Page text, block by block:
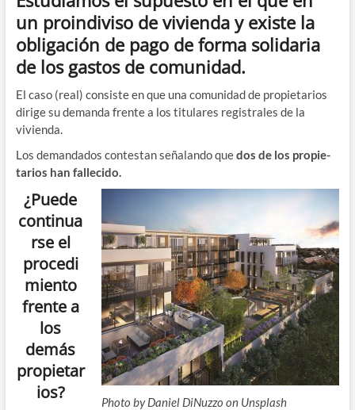
un proindiviso de vivienda y existe la
obligación de pago de forma solidaria
de los gastos de comunidad.
El caso (real) con­sis­te en que una comu­ni­dad de pro­pie­ta­rios
diri­ge su deman­da fren­te a los titu­la­res regis­tra­les de la
vivienda.
Los deman­da­dos con­tes­tan seña­lan­do quedos de los pro­pie­
ta­rios han fallecido.
Pho­to by Daniel DiNuz­zo on Unsplash
¿Puede
continua
rse el
procedi
miento
frente a
los
demás
propietar
ios?